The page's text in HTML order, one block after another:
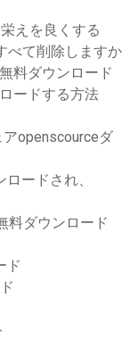
えを良くする
べて削除しますか
料ダウンロード
ードする方法
openscourceダ
ードされ、
料ダウンロード
ド